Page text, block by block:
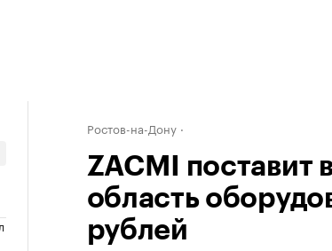
Ростов-на-Дону
ZACMI поставит
область
рублей